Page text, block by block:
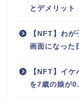
とデメリット
【NFT】わ
画面になった
【NFT】イ
を7歳の娘が